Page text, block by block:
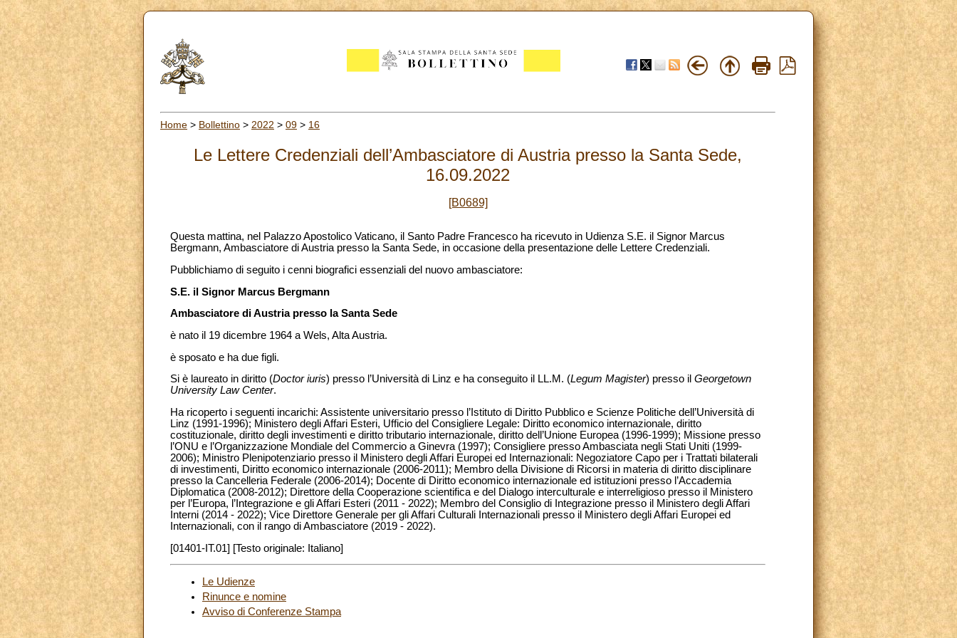
Home > Bollettino > 2022 > 09 > 16
Le Lettere Credenziali dell’Ambasciatore di Austria presso la Santa Sede,
16.09.2022
[B0689]
Questa mattina, nel Palazzo Apostolico Vaticano, il Santo Padre Francesco ha ricevuto in Udienza S.E. il Signor Marcus
Bergmann, Ambasciatore di Austria presso la Santa Sede, in occasione della presentazione delle Lettere Credenziali.
Pubblichiamo di seguito i cenni biografici essenziali del nuovo ambasciatore:
S.E. il Signor Marcus Bergmann
Ambasciatore di Austria presso la Santa Sede
è nato il 19 dicembre 1964 a Wels, Alta Austria.
è sposato e ha due figli.
Si è laureato in diritto (Doctor iuris) presso l’Università di Linz e ha conseguito il LL.M. (Legum Magister) presso il Georgetown
University Law Center.
Ha ricoperto i seguenti incarichi: Assistente universitario presso l’Istituto di Diritto Pubblico e Scienze Politiche dell’Università di
Linz (1991-1996); Ministero degli Affari Esteri, Ufficio del Consigliere Legale: Diritto economico internazionale, diritto
costituzionale, diritto degli investimenti e diritto tributario internazionale, diritto dell’Unione Europea (1996-1999); Missione presso
l’ONU e l’Organizzazione Mondiale del Commercio a Ginevra (1997); Consigliere presso Ambasciata negli Stati Uniti (1999-
2006); Ministro Plenipotenziario presso il Ministero degli Affari Europei ed Internazionali: Negoziatore Capo per i Trattati bilaterali
di investimenti, Diritto economico internazionale (2006-2011); Membro della Divisione di Ricorsi in materia di diritto disciplinare
presso la Cancelleria Federale (2006-2014); Docente di Diritto economico internazionale ed istituzioni presso l’Accademia
Diplomatica (2008-2012); Direttore della Cooperazione scientifica e del Dialogo interculturale e interreligioso presso il Ministero
per l’Europa, l’Integrazione e gli Affari Esteri (2011 - 2022); Membro del Consiglio di Integrazione presso il Ministero degli Affari
Interni (2014 - 2022); Vice Direttore Generale per gli Affari Culturali Internazionali presso il Ministero degli Affari Europei ed
Internazionali, con il rango di Ambasciatore (2019 - 2022).
[01401-IT.01] [Testo originale: Italiano]
Le Udienze
Rinunce e nomine
Avviso di Conferenze Stampa